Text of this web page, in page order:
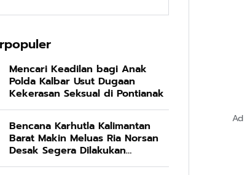
Mencari Keadilan bagi Anak
Polda Kalbar Usut Dugaan
Kekerasan Seksual di Pontianak
Bencana Karhutla Kalimantan
Barat Makin Meluas Ria Norsan
Desak Segera Dilakukan
Modifikasi Cuaca
Ad